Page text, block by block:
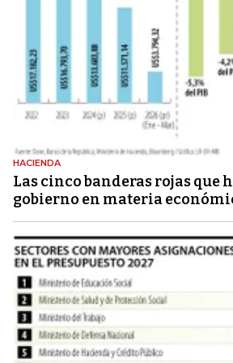
HACIENDA
Las cinco banderas rojas que
gobierno en materia